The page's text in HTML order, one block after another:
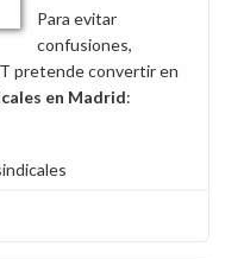
Para evitar
confusiones,
pretende convertir en
en Madrid: